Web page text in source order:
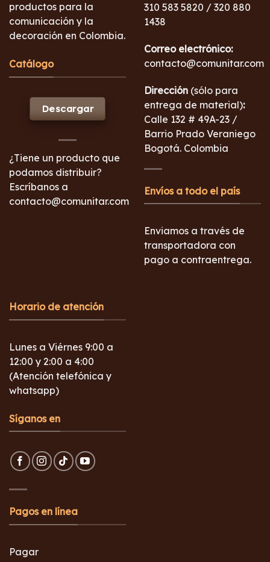
productos para la
comunicación y la
decoración en Colombia.
Catálogo
Descargar
¿Tiene un producto que
podamos distribuir?
Escríbanos a
contacto@comunitar.com
310 583 5820 / 320 880
1438
Correo electrónico:
contacto@comunitar.com
Dirección (sólo para
entrega de material):
Calle 132 # 49A-23 /
Barrio Prado Veraniego
Bogotá. Colombia
Envíos a todo el país
Enviamos a través de
transportadora con
pago a contraentrega.
Horario de atención
Lunes a Viérnes 9:00 a
12:00 y 2:00 a 4:00
(Atención telefónica y
whatsapp)
Síganos en
Pagos en línea
Pagar